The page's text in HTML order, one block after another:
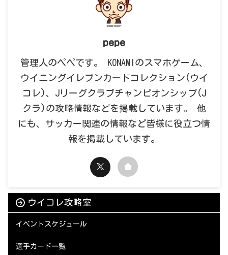
pepe
管理人のペペです。 KONAMIのスマホゲーム、
ウイニングイレブンカードコレクション(ウイ
コレ)、Jリーグクラブチャンピオンシップ(J
クラ)の攻略情報などを掲載しています。 他
にも、サッカー関連の情報など皆様に役立つ情
報を掲載しています。
ウイコレ攻略室
イベントスケジュール
選手カード一覧